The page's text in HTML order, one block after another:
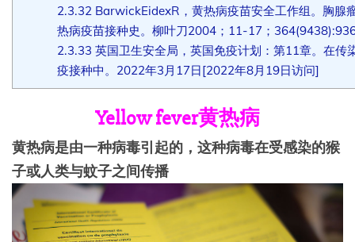
2.3.32BarwickEidexR，黄热病疫苗安全工作组。胸腺
热病疫苗接种史。柳叶刀2004；11-17；
2.3.33 英国卫生安全局，英国免疫计划：第11章。在传
疫接种中。2022年3月17日[2022年8月19日访问]
Yellow fever黄热病
黄热病是由一种病毒引起的，这种病毒在受感染的猴
子或人类与蚊子之间传播